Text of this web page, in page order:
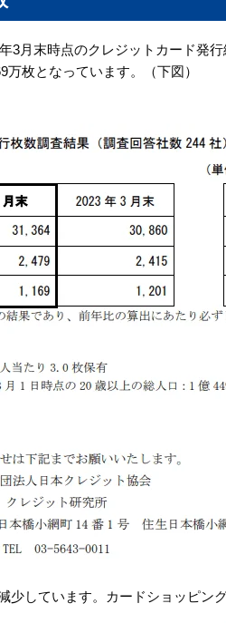
月末時点のクレジットカード発行
枚となっています。（下図）
しています。カードショッピン